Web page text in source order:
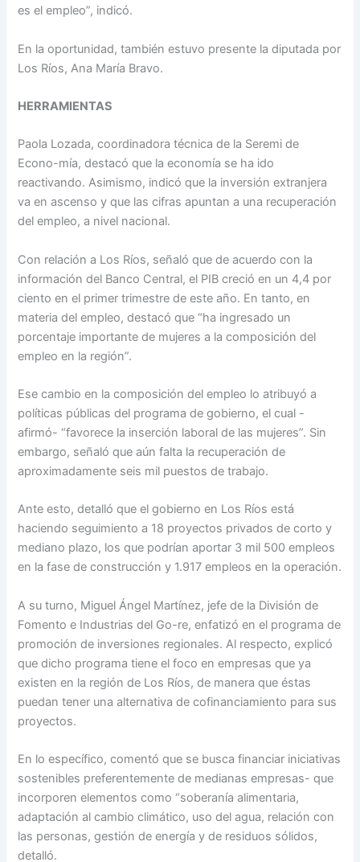
es el empleo”, indicó.
En la oportunidad, también estuvo presente la diputada por
Los Ríos, Ana María Bravo.
HERRAMIENTAS
Paola Lozada, coordinadora técnica de la Seremi de
Econo-mía, destacó que la economía se ha ido
reactivando. Asimismo, indicó que la inversión extranjera
va en ascenso y que las cifras apuntan a una recuperación
del empleo, a nivel nacional.
Con relación a Los Ríos, señaló que de acuerdo con la
información del Banco Central, el PIB creció en un 4,4 por
ciento en el primer trimestre de este año. En tanto, en
materia del empleo, destacó que “ha ingresado un
porcentaje importante de mujeres a la composición del
empleo en la región”.
Ese cambio en la composición del empleo lo atribuyó a
políticas públicas del programa de gobierno, el cual -
afirmó- “favorece la inserción laboral de las mujeres”. Sin
embargo, señaló que aún falta la recuperación de
aproximadamente seis mil puestos de trabajo.
Ante esto, detalló que el gobierno en Los Ríos está
haciendo seguimiento a 18 proyectos privados de corto y
mediano plazo, los que podrían aportar 3 mil 500 empleos
en la fase de construcción y 1.917 empleos en la operación.
A su turno, Miguel Ángel Martínez, jefe de la División de
Fomento e Industrias del Go-re, enfatizó en el programa de
promoción de inversiones regionales. Al respecto, explicó
que dicho programa tiene el foco en empresas que ya
existen en la región de Los Ríos, de manera que éstas
puedan tener una alternativa de cofinanciamiento para sus
proyectos.
En lo específico, comentó que se busca financiar iniciativas
sostenibles preferentemente de medianas empresas- que
incorporen elementos como “soberanía alimentaria,
adaptación al cambio climático, uso del agua, relación con
las personas, gestión de energía y de residuos sólidos,
detalló.